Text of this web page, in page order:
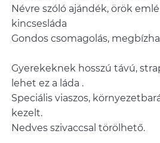
Névre szóló ajándék, örök
kincsesláda
Gondos csomagolás,
Gyerekeknek hosszú távú,
lehet ez a láda .
Speciális viaszos,
kezelt.
Nedves szivaccsal törölhető.